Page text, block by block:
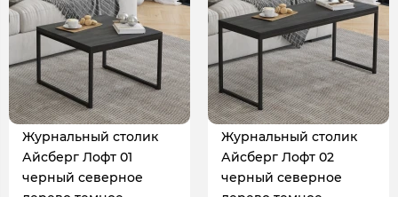
Журнальный столик
Айсберг Лофт 01
черный северное
Журнальный столик
Айсберг Лофт 02
черный северное